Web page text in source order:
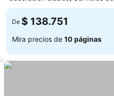
masaje relajantes
De $ 138.751
Mira precios de 10 páginas